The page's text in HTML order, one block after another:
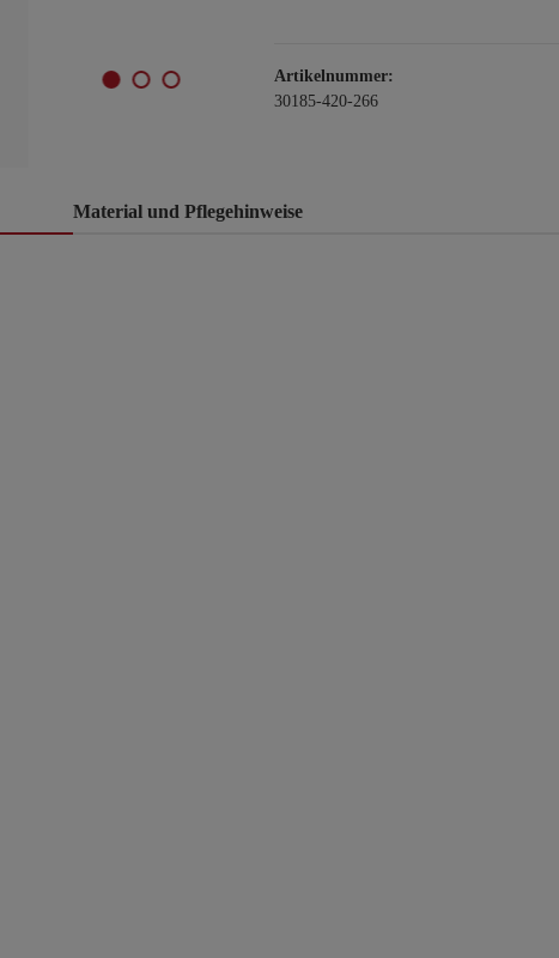
Artikelnummer:
30185-420-266
Material und Pflegehinweise